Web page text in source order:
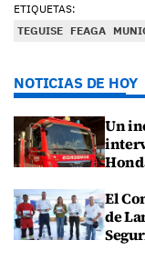
ETIQUETAS:
TEGUISE FEAGA
NOTICIAS DE HOY
Un
El
de